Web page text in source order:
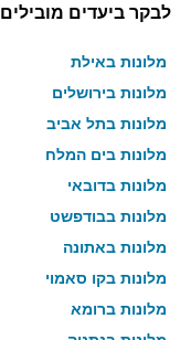
לבקר ביעדים מובילים
מלונות באילת
מלונות בירושלים
מלונות בתל אביב
מלונות בים המלח
מלונות בדובאי
מלונות בבודפשט
מלונות באתונה
מלונות בקו סאמוי
מלונות ברומא